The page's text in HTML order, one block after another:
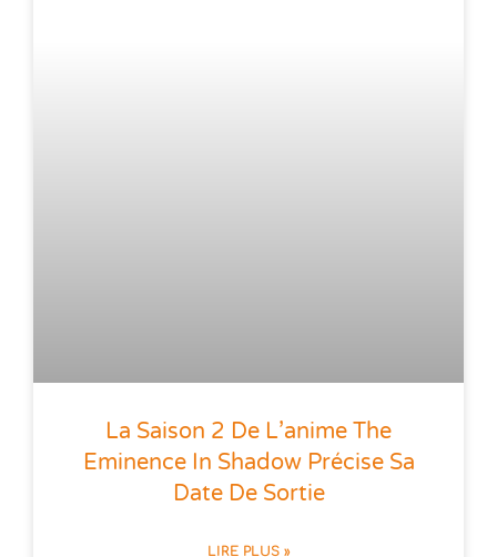
La Saison 2 De L’anime The
Eminence In Shadow Précise Sa
Date De Sortie
LIRE PLUS »